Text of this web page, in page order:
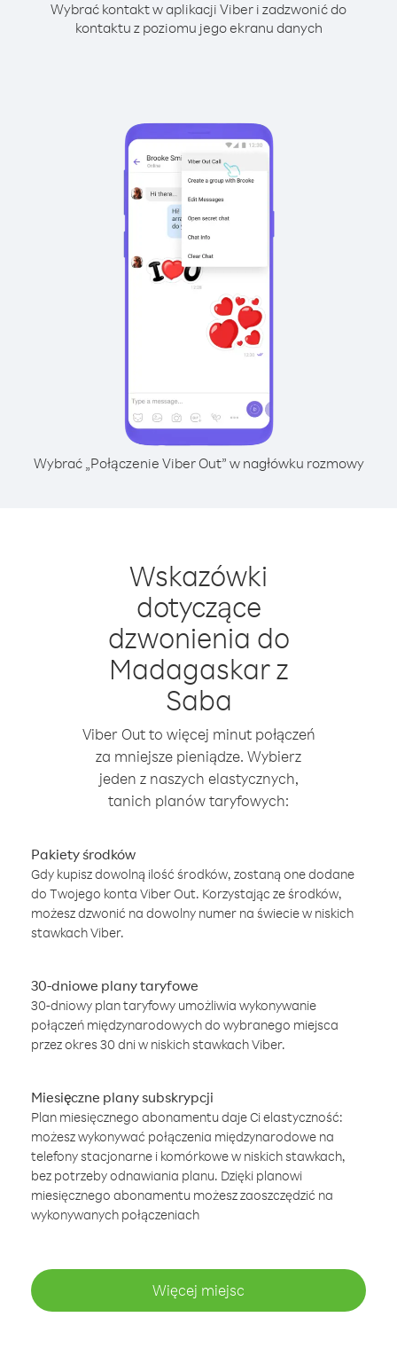
Wybrać kontakt w aplikacji Viber i zadzwonić do
kontaktu z poziomu jego ekranu danych
Wybrać „Połączenie Viber Out” w nagłówku rozmowy
Wskazówki
dotyczące
dzwonienia do
Madagaskar z
Saba
Viber Out to więcej minut połączeń
za mniejsze pieniądze. Wybierz
jeden z naszych elastycznych,
tanich planów taryfowych:
Pakiety środków
Gdy kupisz dowolną ilość środków, zostaną one dodane
do Twojego konta Viber Out. Korzystając ze środków,
możesz dzwonić na dowolny numer na świecie w niskich
stawkach Viber.
30-dniowe plany taryfowe
30-dniowy plan taryfowy umożliwia wykonywanie
połączeń międzynarodowych do wybranego miejsca
przez okres 30 dni w niskich stawkach Viber.
Miesięczne plany subskrypcji
Plan miesięcznego abonamentu daje Ci elastyczność:
możesz wykonywać połączenia międzynarodowe na
telefony stacjonarne i komórkowe w niskich stawkach,
bez potrzeby odnawiania planu. Dzięki planowi
miesięcznego abonamentu możesz zaoszczędzić na
wykonywanych połączeniach
Więcej miejsc